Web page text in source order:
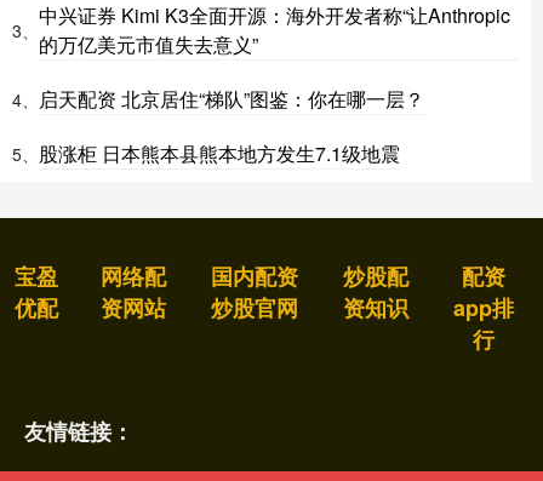
3、
中兴证券 Kimi K3全面开源：海外开发者称“让Anthropic
的万亿美元市值失去意义”
4、 启天配资 北京居住“梯队”图鉴：你在哪一层？
5、 股涨柜 日本熊本县熊本地方发生7.1级地震
宝盈
优配
网络配
资网站
国内配资
炒股官网
炒股配
资知识
配资
app排
行
友情链接：